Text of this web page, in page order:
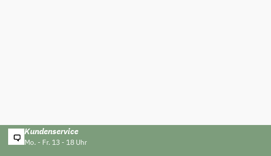
Kundenservice
Mo. - Fr. 13 - 18 Uhr